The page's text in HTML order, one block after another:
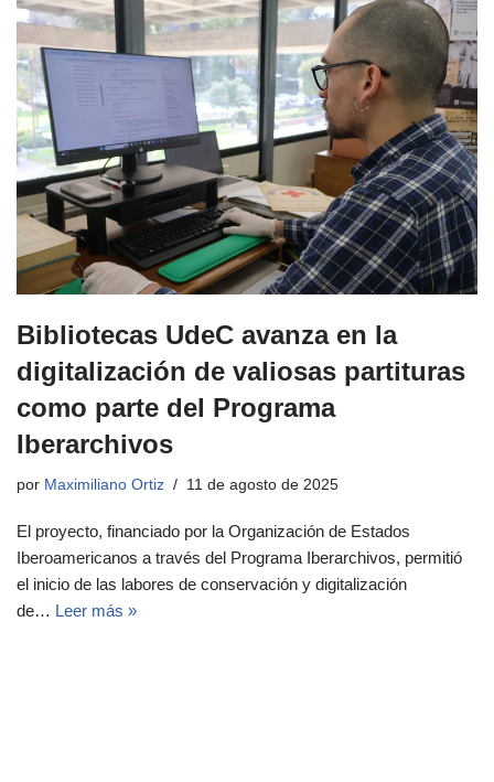
Bibliotecas UdeC avanza en la
digitalización de valiosas partituras
como parte del Programa
Iberarchivos
por Maximiliano Ortiz 11 de agosto de 2025
El proyecto, financiado por la Organización de Estados
Iberoamericanos a través del Programa Iberarchivos, permitió
el inicio de las labores de conservación y digitalización
de… Leer más »